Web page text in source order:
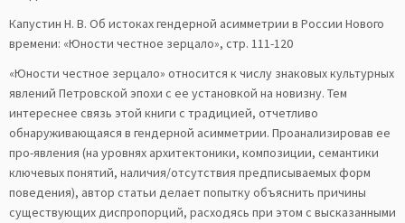
Капустин Н. В. Об истоках гендерной асимметрии в России Нового
времени: «Юности честное зерцало», стр. 111-120
«Юности честное зерцало» относится к числу знаковых культурных
явлений Петровской эпохи с ее установкой на новизну. Тем
интереснее связь этой книги с традицией, отчетливо
обнаруживающаяся в гендерной асимметрии. Проанализировав ее
про-явления (на уровнях архитектоники, композиции, семантики
ключевых понятий, наличия/отсутствия предписываемых форм
поведения), автор статьи делает попытку объяснить причины
существующих диспропорций, расходясь при этом с высказанными